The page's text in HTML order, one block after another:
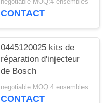
negotiable MOQ:4 ensembles
CONTACT
0445120025 kits de
réparation d'injecteur
de Bosch
negotiable MOQ:4 ensembles
CONTACT